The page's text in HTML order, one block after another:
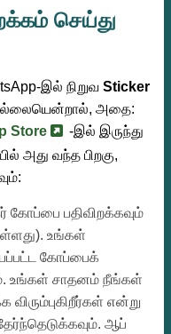
செய்து
இல் நிறுவ Sticker
அதை:
Store
-இல் இருந்து
அது வந்த பிறகு,
கோப்பை பதிவிறக்கவும்
உங்கள்
கோப்பைக்
உங்கள் சாதனம் நீங்கள்
என்று
ஆப்